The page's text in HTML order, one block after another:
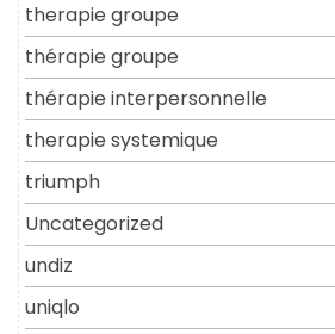
therapie groupe
thérapie groupe
thérapie interpersonnelle
therapie systemique
triumph
Uncategorized
undiz
uniqlo